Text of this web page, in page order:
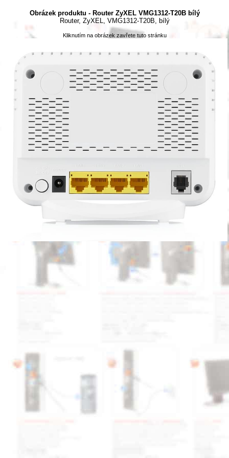
Obrázek produktu - Router ZyXEL VMG1312-T20B bílý
Router, ZyXEL, VMG1312-T20B, bílý
Kliknutím na obrázek zavřete tuto stránku